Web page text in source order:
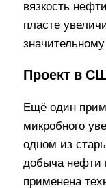
вязкость
пласте
Проект в
Ещё один
микробного
одном из
добыча нефти
применена